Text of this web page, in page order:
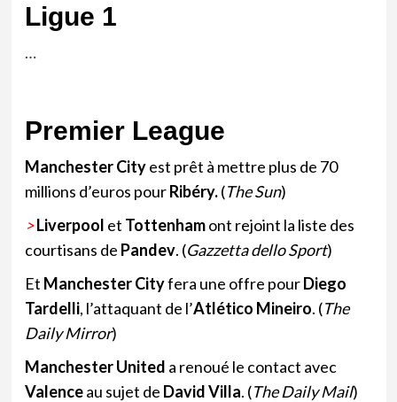
Ligue 1
…
Premier League
Manchester Cityest prêt à mettre plus de 70
millions d’euros pourRibéry. (The Sun)
>Liverpool et Tottenhamont rejoint la liste des
courtisans de Pandev. (Gazzetta dello Sport)
Et Manchester Cityfera une offre pourDiego
Tardelli, l’attaquant de l’Atlético Mineiro. (The
Daily Mirror)
Manchester United a renoué le contact avec
Valenceau sujet de David Villa. (The Daily Mail)